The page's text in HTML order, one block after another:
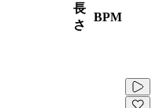
長
さ
BPM